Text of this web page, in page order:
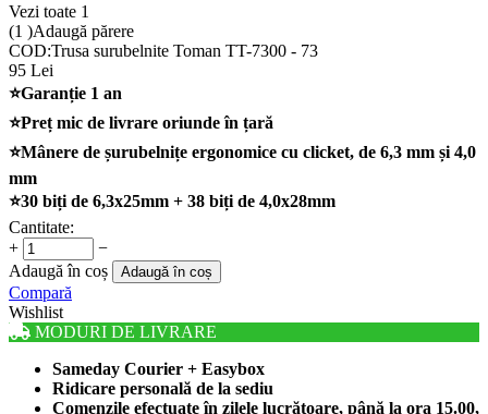
Vezi toate 1
(1 )Adaugă părere
COD:Trusa surubelnite Toman TT-7300 - 73
95 Lei
⭐Garanție 1 an
⭐Preț mic de livrare oriunde în țară
⭐Mânere de șurubelnițe ergonomice cu clicket, de 6,3 mm și 4,0
mm
⭐30 biți de 6,3x25mm + 38 biți de 4,0x28mm
Cantitate:
+
−
Adaugă în coș
Adaugă în coș
Compară
Wishlist
MODURI DE LIVRARE
Sameday Courier + Easybox
Ridicare personală de la sediu
Comenzile efectuate în zilele lucrătoare, până la ora 15.00,